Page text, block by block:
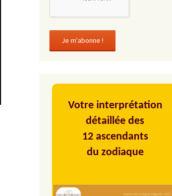
Votre interprétation
détaillée des
12 ascendants
du zodiaque